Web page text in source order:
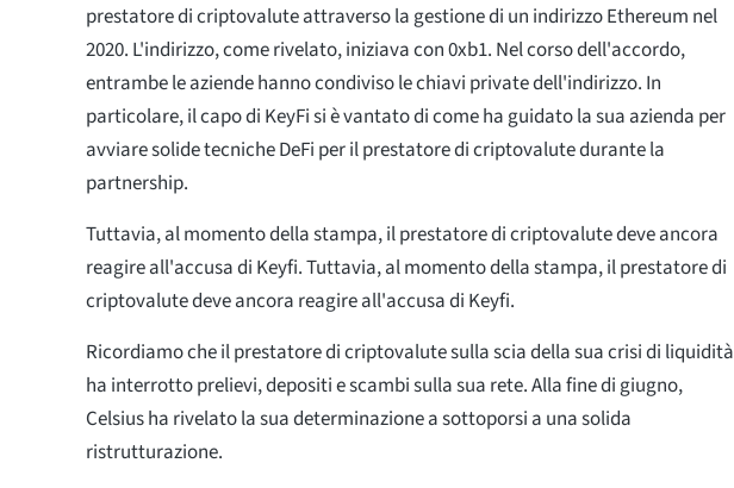
prestatore di criptovalute attraverso la gestione di un indirizzo Ethereum nel
2020. L'indirizzo, come rivelato, iniziava con 0xb1. Nel corso dell'accordo,
entrambe le aziende hanno condiviso le chiavi private dell'indirizzo. In
particolare, il capo di KeyFi si è vantato di come ha guidato la sua azienda per
avviare solide tecniche DeFi per il prestatore di criptovalute durante la
partnership.
Tuttavia, al momento della stampa, il prestatore di criptovalute deve ancora
reagire all'accusa di Keyfi. Tuttavia, al momento della stampa, il prestatore di
criptovalute deve ancora reagire all'accusa di Keyfi.
Ricordiamo che il prestatore di criptovalute sulla scia della sua crisi di liquidità
ha interrotto prelievi, depositi e scambi sulla sua rete. Alla fine di giugno,
Celsius ha rivelato la sua determinazione a sottoporsi a una solida
ristrutturazione.